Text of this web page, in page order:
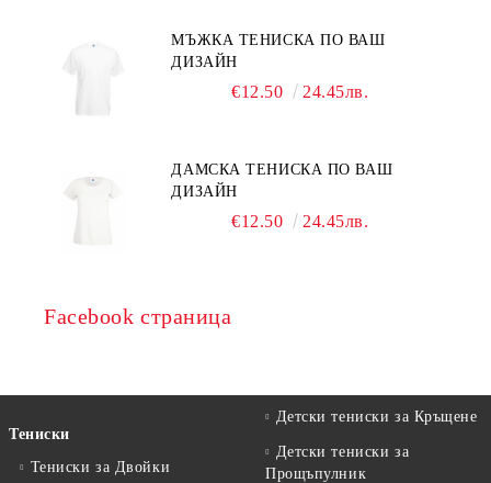
МЪЖКА ТЕНИСКА ПО ВАШ
ДИЗАЙН
€12.50 24.45лв.
ДАМСКА ТЕНИСКА ПО ВАШ
ДИЗАЙН
€12.50 24.45лв.
Facebook страница
Тениски
Тениски за Двойки
Детски тениски за Кръщене
Детски тениски за
Прощъпулник